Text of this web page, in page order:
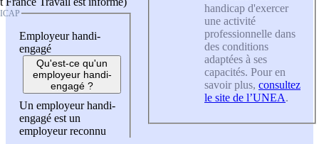
Employeur handi-
engagé
Qu'est-ce qu'un
employeur handi-
engagé ?
Un employeur handi-
engagé est un
employeur reconnu
handicap d'exercer
une activité
professionnelle dans
des conditions
adaptées à ses
capacités. Pour en
savoir plus, consultez
le site de l’UNEA.